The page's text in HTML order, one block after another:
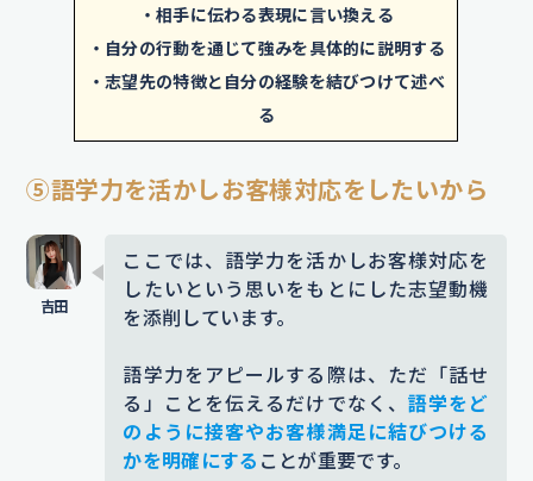
まいります。
添削コメント｜「安心感を与える」では抽象的す
ぎます。「お客様の立場を意識し、気持ちよく過
後の貢献イメージが明確になります。
ES添削サービス「赤ペンES」なら、このような添削を無料で
プロにお任せできます。
エントリーは 【こちらをクリック】
ただきました。忙しい時間帯でも
寧な案内と笑顔を欠かさず接したこ
たお客様に一人ひとりに目を配り、
笑顔で丁寧に接した結果、信頼して
細な変化にも気づける力が身につい
たと感じていますこの経験を通じ
て、相手の立場で考え、気配りを行
う姿勢が身につきました。
添削コメント｜安心感につながった背景や行動の
説明が不足している印象がありました。信頼や安
・相手に伝わる表現に言い換える
・自分の行動を通じて強みを具体的に説明する
・志望先の特徴と自分の経験を結びつけて述べ
る
⑤語学力を活かしお客様対応をしたいから
ここでは、語学力を活かしお客様対応を
したいという思いをもとにした志望動機
を添削しています。
語学力をアピールする際は、ただ「話せ
る」ことを伝えるだけでなく、 語学をど
のように接客やお客様満足に結びつける
かを明確にする ことが重要です。